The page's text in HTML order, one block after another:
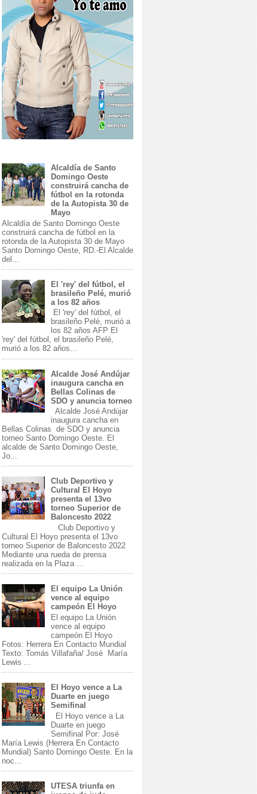
Alcaldía de Santo
Domingo Oeste
construirá cancha de
fútbol en la rotonda
de la Autopista 30 de
Mayo
Alcaldía de Santo Domingo Oeste
construirá cancha de fútbol en la
rotonda de la Autopista 30 de Mayo
Santo Domingo Oeste, RD.-El Alcalde
del...
El 'rey' del fútbol, el
brasileño Pelé, murió
a los 82 años
El 'rey' del fútbol, el
brasileño Pelé, murió a
los 82 años AFP El
'rey' del fútbol, el brasileño Pelé,
murió a los 82 años...
Alcalde José Andújar
inaugura cancha en
Bellas Colinas de
SDO y anuncia torneo
Alcalde José Andújar
inaugura cancha en
Bellas Colinas de SDO y anuncia
torneo Santo Domingo Oeste. El
alcalde de Santo Domingo Oeste,
Jo...
Club Deportivo y
Cultural El Hoyo
presenta el 13vo
torneo Superior de
Baloncesto 2022
Club Deportivo y
Cultural El Hoyo presenta el 13vo
torneo Superior de Baloncesto 2022
Mediante una rueda de prensa
realizada en la Plaza ...
El equipo La Unión
vence al equipo
campeón El Hoyo
El equipo La Unión
vence al equipo
campeón El Hoyo
Fotos: Herrera En Contacto Mundial
Texto: Tomás Villafaña/ José María
Lewis ...
El Hoyo vence a La
Duarte en juego
Semifinal
El Hoyo vence a La
Duarte en juego
Semifinal Por: José
María Lewis (Herrera En Contacto
Mundial) Santo Domingo Oeste. En la
noc...
UTESA triunfa en